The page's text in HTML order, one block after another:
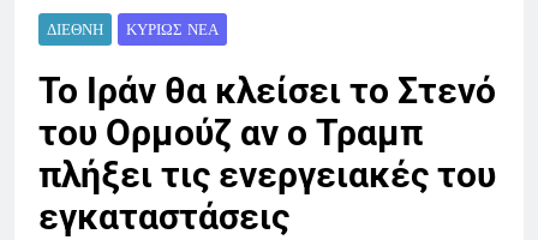
ΔΙΕΘΝΉ ΚΥΡΊΩΣ ΝΈΑ
Το Ιράν θα κλείσει το Στενό
του Ορμούζ αν ο Τραμπ
πλήξει τις ενεργειακές του
εγκαταστάσεις